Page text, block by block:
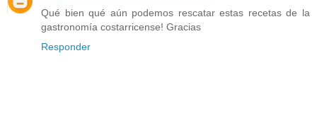
Qué bien qué aún podemos rescatar estas recetas de la
gastronomía costarricense! Gracias
Responder